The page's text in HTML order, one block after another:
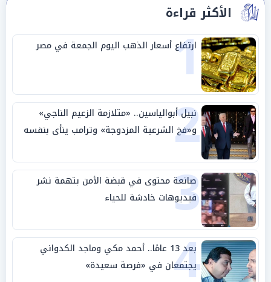
الأكثر قراءة
1
ارتفاع أسعار الذهب اليوم الجمعة في مصر
2
نبيل أبوالياسين.. «متلازمة الزعيم الناجي»
و«فخ الشرعية المزدوجة» وترامب ينأى بنفسه
وحليفه في «ميتم استراتيجي»
3
صانعة محتوى في قبضة الأمن بتهمة نشر
فيديوهات خادشة للحياء
4 بعد 13 عامًا.. أحمد مكي وماجد الكدواني
يجتمعان في «فرصة سعيدة»